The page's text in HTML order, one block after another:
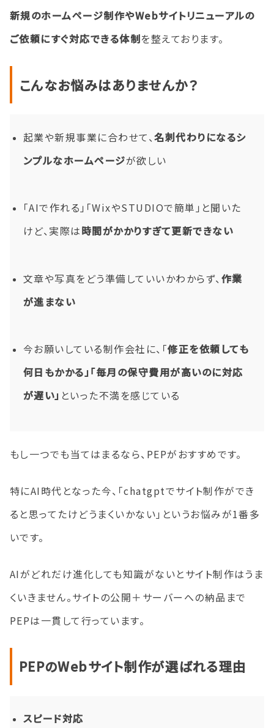
新規のホームページ制作やWebサイトリニューアルの
ご依頼にすぐ対応できる体制を整えております。
こんなお悩みはありませんか？
起業や新規事業に合わせて、名刺代わりになるシ
ンプルなホームページが欲しい
「AIで作れる」「WixやSTUDIOで簡単」と聞いた
けど、実際は時間がかかりすぎて更新できない
文章や写真をどう準備していいかわからず、 作業
が進まない
今お願いしている制作会社に、「修正を依頼しても
何日もかかる」「毎月の保守費用が高いのに対応
が遅い」 といった不満を感じている
もし一つでも当てはまるなら、PEPがおすすめです。
特にAI時代となった今、「chatgptでサイト制作ができ
ると思ってたけどうまくいかない」というお悩みが1番多
いです。
AIがどれだけ進化しても知識がないとサイト制作はうま
くいきません。サイトの公開＋サーバーへの納品まで
PEPは一貫して行っています。
PEPのWebサイト制作が選ばれる理由
スピード対応